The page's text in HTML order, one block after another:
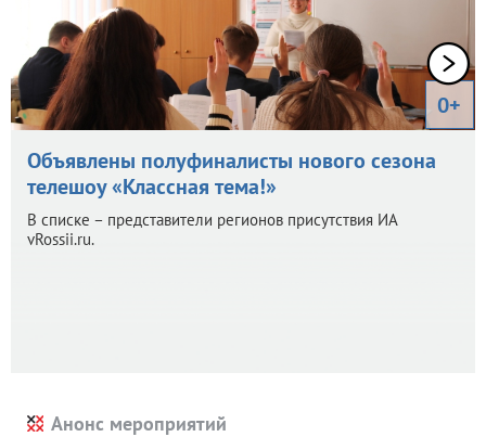
0+
Объявлены полуфиналисты нового сезона
телешоу «Классная тема!»
В списке – представители регионов присутствия ИА
vRossii.ru.
Анонс мероприятий